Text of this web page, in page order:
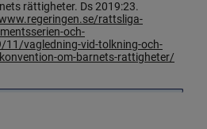
uppföljande konferenser
Vid 2010- och 2015- års
som bland annat belyser
med ursprungssökning (ref
rättigheter. Ds 2019:23.
rattsliga-
och-
11/vagledning-vid-tolkning-och-
om-barnets-rattigheter/